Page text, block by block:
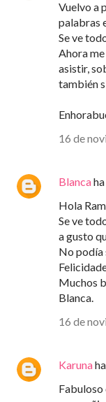
Vuelvo a
palabras
Se ve
Ahora
asistir,
también
16 de
Blanca
Hola
Se ve
a gusto
No podía
Muchos
Blanca.
16 de
Karuna
Fabuloso